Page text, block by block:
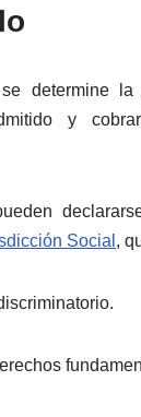
determine
y
Social ,